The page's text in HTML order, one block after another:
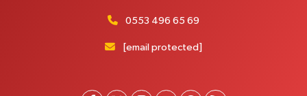
0553 496 65 69
[email protected]